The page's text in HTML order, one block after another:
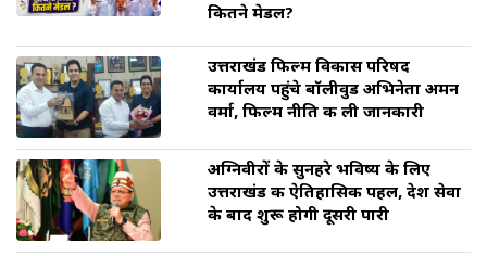
कितने मेडल?
उत्तराखंड फिल्म विकास परिषद
कार्यालय पहुंचे बॉलीवुड अभिनेता अमन
वर्मा, फिल्म नीति की ली जानकारी
अग्निवीरों के सुनहरे भविष्य के लिए
उत्तराखंड की ऐतिहासिक पहल, देश सेवा
के बाद शुरू होगी दूसरी पारी